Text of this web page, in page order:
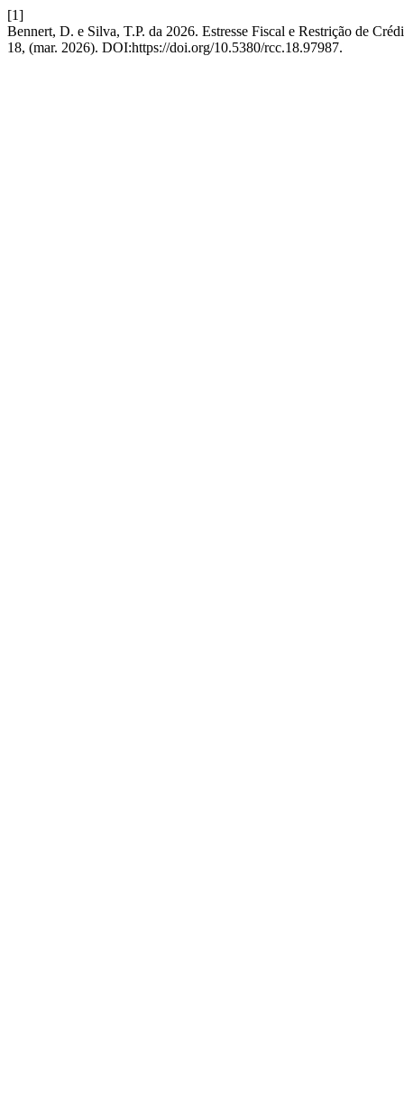
[1]
Bennert, D. e Silva, T.P. da 2026. Estresse Fiscal e Restrição de
18, (mar. 2026). DOI:https://doi.org/10.5380/rcc.18.97987.